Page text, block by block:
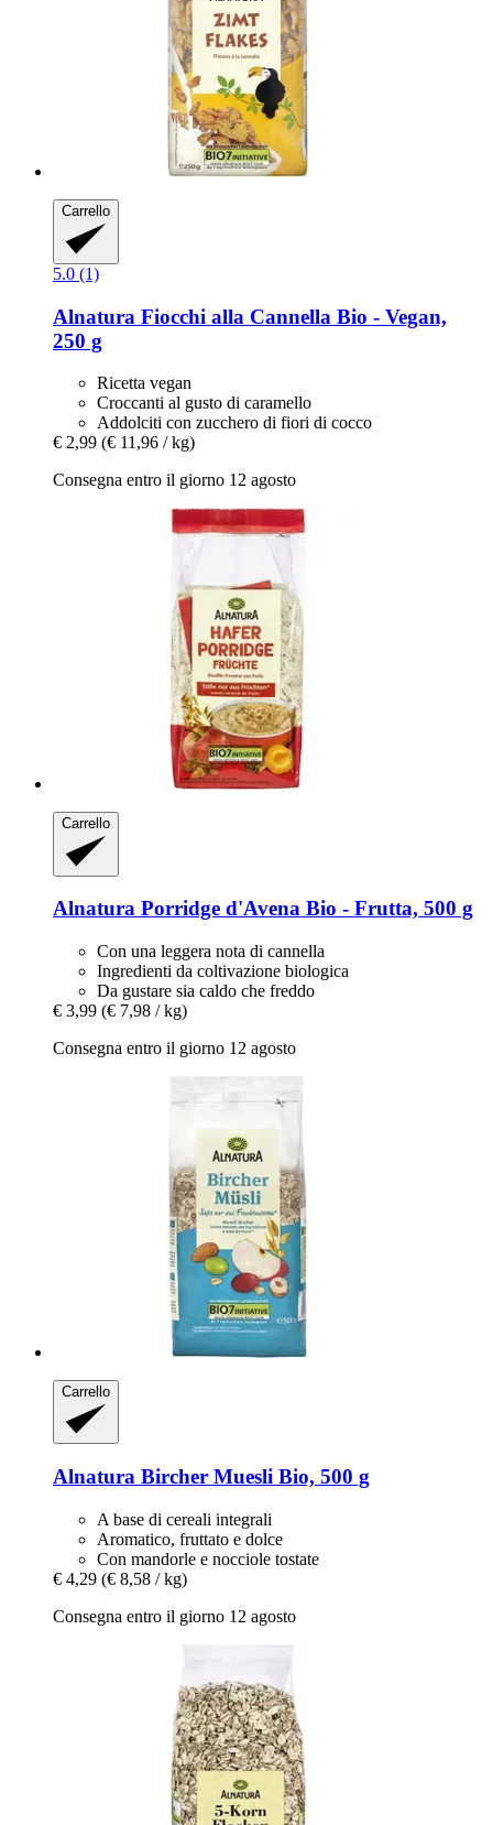
Carrello
5.0 (1)
Alnatura Fiocchi alla Cannella Bio -​ Vegan,
250 g
Ricetta vegan
Croccanti al gusto di caramello
Addolciti con zucchero di fiori di cocco
€ 2,99 (€ 11,96 / kg)
Consegna entro il giorno 12 agosto
Carrello
Alnatura Porridge d'Avena Bio -​ Frutta, 500 g
Con una leggera nota di cannella
Ingredienti da coltivazione biologica
Da gustare sia caldo che freddo
€ 3,99 (€ 7,98 / kg)
Consegna entro il giorno 12 agosto
Carrello
Alnatura Bircher Muesli Bio, 500 g
A base di cereali integrali
Aromatico, fruttato e dolce
Con mandorle e nocciole tostate
€ 4,29 (€ 8,58 / kg)
Consegna entro il giorno 12 agosto